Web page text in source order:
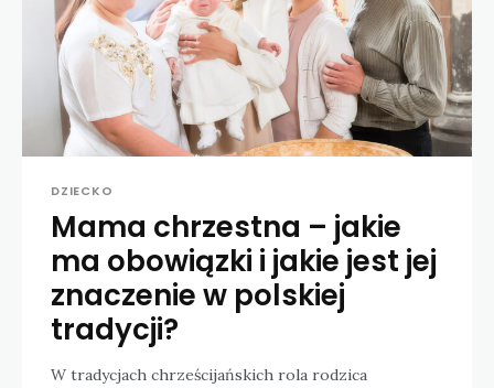
DZIECKO
Mama chrzestna – jakie
ma obowiązki i jakie jest jej
znaczenie w polskiej
tradycji?
W tradycjach chrześcijańskich rola rodzica